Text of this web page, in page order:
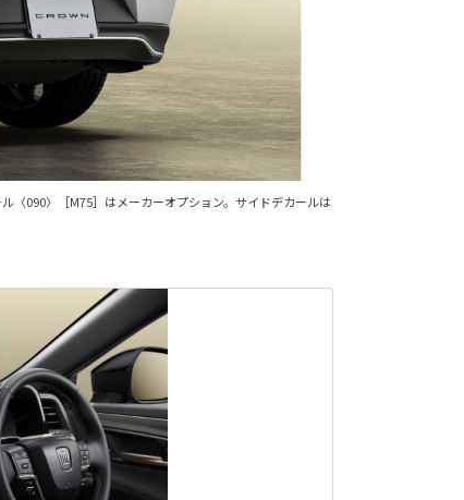
〈090〉［M75］はメーカーオプション。サイドデカールは